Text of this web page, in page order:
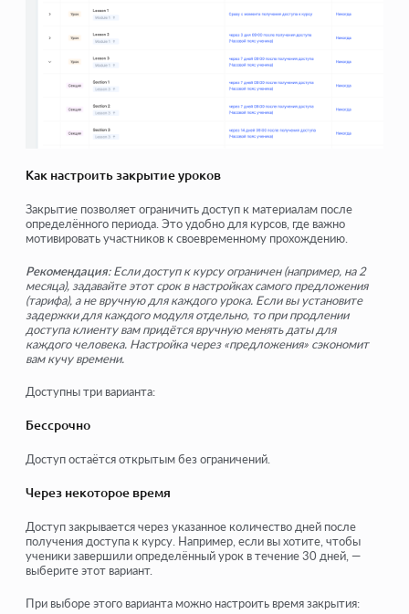
Как настроить закрытие уроков
Закрытие позволяет ограничить доступ к материалам после
определённого периода. Это удобно для курсов, где важно
мотивировать участников к своевременному прохождению.
Рекомендация: Если доступ к курсу ограничен (например, на 2
месяца), задавайте этот срок в настройках самого предложения
(тарифа), а не вручную для каждого урока. Если вы установите
задержки для каждого модуля отдельно, то при продлении
доступа клиенту вам придётся вручную менять даты для
каждого человека. Настройка через «предложения» сэкономит
вам кучу времени.
Доступны три варианта:
Бессрочно
Доступ остаётся открытым без ограничений.
Через некоторое время
Доступ закрывается через указанное количество дней после
получения доступа к курсу. Например, если вы хотите, чтобы
ученики завершили определённый урок в течение 30 дней, —
выберите этот вариант.
При выборе этого варианта можно настроить время закрытия: